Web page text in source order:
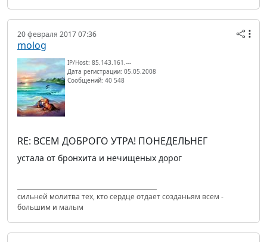
20 февраля 2017 07:36
molog
IP/Host: 85.143.161.---
Дата регистрации: 05.05.2008
Сообщений: 40 548
RE: ВСЕМ ДОБРОГО УТРА! ПОНЕДЕЛЬНЕГ
устала от бронхита и нечищеных дорог
сильней молитва тех, кто сердце отдает созданьям всем -
большим и малым